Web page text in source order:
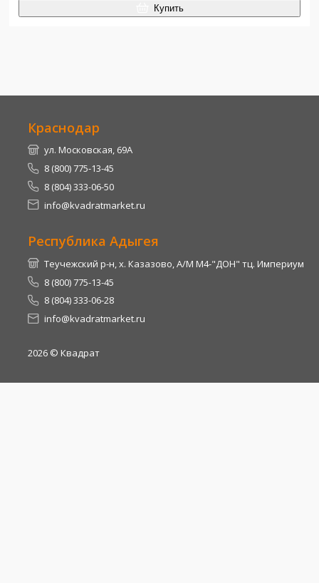
Купить
Краснодар
ул. Московская, 69А
8 (800) 775-13-45
8 (804) 333-06-50
info@kvadratmarket.ru
Республика Адыгея
Теучежский р-н, х. Казазово, А/М М4-"ДОН" тц. Империум
8 (800) 775-13-45
8 (804) 333-06-28
info@kvadratmarket.ru
2026 © Квадрат